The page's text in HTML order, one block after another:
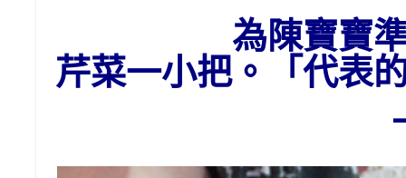
為陳寶寶
芹菜一小把。「代表